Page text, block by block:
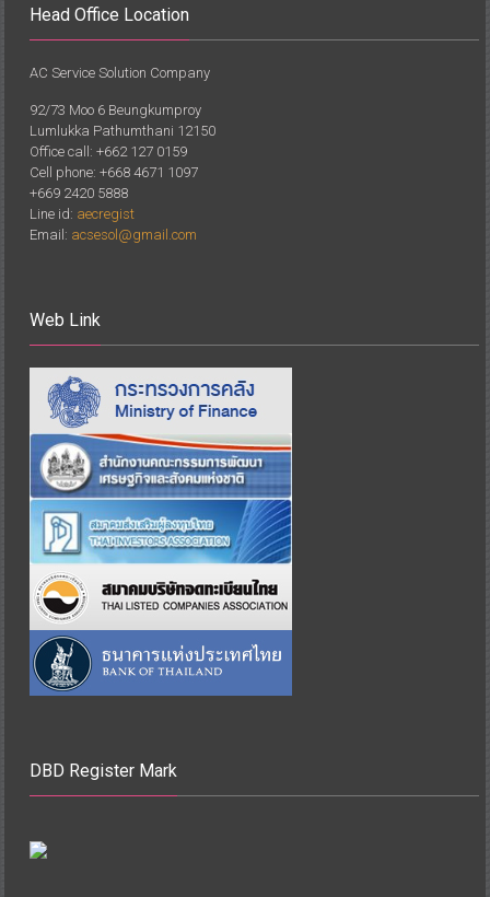
Head Office Location
AC Service Solution Company
92/73 Moo 6 Beungkumproy
Lumlukka Pathumthani 12150
Office call: +662 127 0159
Cell phone: +668 4671 1097
+669 2420 5888
Line id: aecregist
Email: acsesol@gmail.com
Web Link
DBD Register Mark